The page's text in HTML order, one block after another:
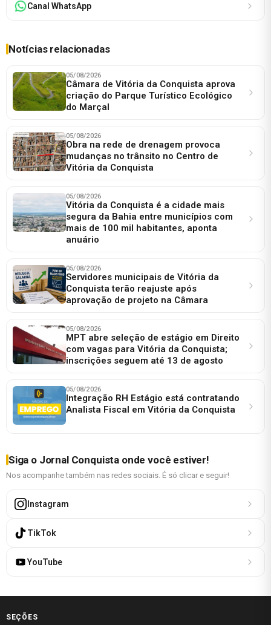
Canal WhatsApp
Notícias relacionadas
05/08/2026
Câmara de Vitória da Conquista aprova
criação do Parque Turístico Ecológico
do Marçal
05/08/2026
Obra na rede de drenagem provoca
mudanças no trânsito no Centro de
Vitória da Conquista
05/08/2026
Vitória da Conquista é a cidade mais
segura da Bahia entre municípios com
mais de 100 mil habitantes, aponta
anuário
05/08/2026
Servidores municipais de Vitória da
Conquista terão reajuste após
aprovação de projeto na Câmara
05/08/2026
MPT abre seleção de estágio em Direito
com vagas para Vitória da Conquista;
inscrições seguem até 13 de agosto
05/08/2026
Integração RH Estágio está contratando
Analista Fiscal em Vitória da Conquista
Siga o Jornal Conquista onde você estiver!
Nos acompanhe também nas redes sociais. É só clicar e seguir!
Instagram
TikTok
YouTube
SEÇÕES